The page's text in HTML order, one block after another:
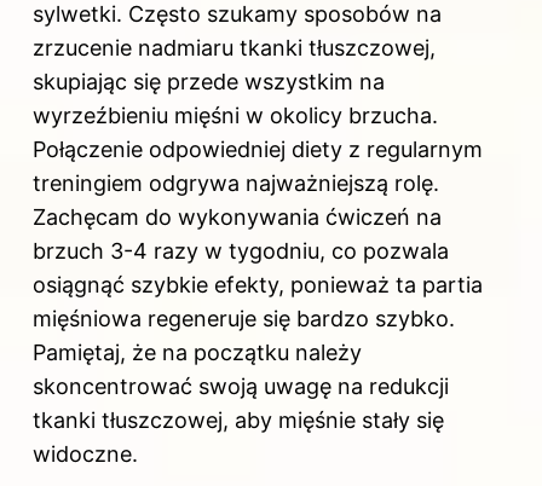
sylwetki. Często szukamy sposobów na
zrzucenie nadmiaru tkanki tłuszczowej,
skupiając się przede wszystkim na
wyrzeźbieniu mięśni w okolicy brzucha.
Połączenie odpowiedniej diety z regularnym
treningiem odgrywa najważniejszą rolę.
Zachęcam do wykonywania ćwiczeń na
brzuch 3-4 razy w tygodniu, co pozwala
osiągnąć szybkie efekty, ponieważ ta partia
mięśniowa regeneruje się bardzo szybko.
Pamiętaj, że na początku należy
skoncentrować swoją uwagę na redukcji
tkanki tłuszczowej, aby mięśnie stały się
widoczne.